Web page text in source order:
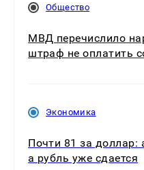
Общество
МВД перечислило
штраф не оплатить
Экономика
Почти 81 за доллар:
а рубль уже сдается